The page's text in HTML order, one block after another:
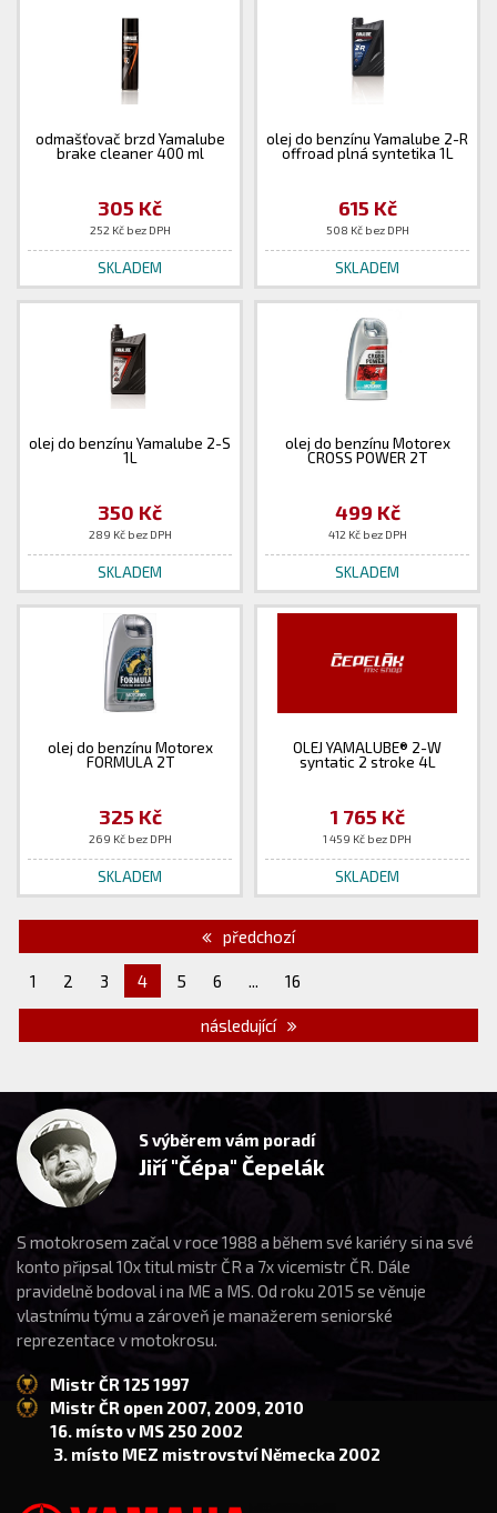
odmašťovač brzd Yamalube
brake cleaner 400 ml
305 Kč
252 Kč bez DPH
SKLADEM
olej do benzínu Yamalube 2-R
offroad plná syntetika 1L
615 Kč
508 Kč bez DPH
SKLADEM
olej do benzínu Yamalube 2-S
1L
350 Kč
289 Kč bez DPH
SKLADEM
olej do benzínu Motorex
CROSS POWER 2T
499 Kč
412 Kč bez DPH
SKLADEM
olej do benzínu Motorex
FORMULA 2T
325 Kč
269 Kč bez DPH
SKLADEM
OLEJ YAMALUBE® 2-W
syntatic 2 stroke 4L
1 765 Kč
1 459 Kč bez DPH
SKLADEM
předchozí
1 2 3 4 5 6 ... 16
následující
S výběrem vám poradí
Jiří "Čépa" Čepelák
S motokrosem začal v roce 1988 a během své kariéry si na své
konto připsal 10x titul mistr ČR a 7x vicemistr ČR. Dále
pravidelně bodoval i na ME a MS. Od roku 2015 se věnuje
vlastnímu týmu a zároveň je manažerem seniorské
reprezentace v motokrosu.
Mistr ČR 125 1997
Mistr ČR open 2007, 2009, 2010
16. místo v MS 250 2002
3. místo MEZ mistrovství Německa 2002